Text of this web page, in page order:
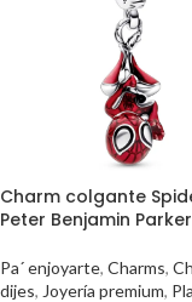
Charm colgante
Peter Benjamin Parker
Pa´ enjoyarte, Charms,
dijes, Joyería premium,